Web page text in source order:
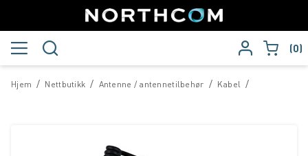
0
/
Hjem /
Nettbutikk /
Antenne / antennetilbehør /
Kabel